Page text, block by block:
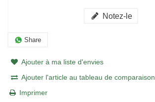
Notez-le
Share
Ajouter à ma liste d'envies
Ajouter l'article au tableau de comparaison
Imprimer